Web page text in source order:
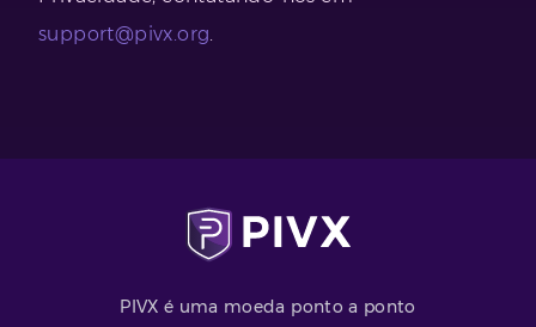
support@pivx.org.
PIVX é uma moeda ponto a ponto